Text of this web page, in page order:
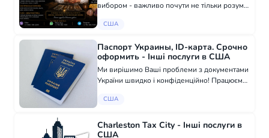
вибором - важливо почути не тільки розум,
побачити приховані причини подій,
ро...
США
Паспорт Украины, ID-карта. Срочно
оформить - Інші послуги в США
Ми вирішимо Ваші проблеми з документами
України швидко і конфіденційно! Працюємо
займаємось оформленням через державні
-...
США
Charleston Tax City - Інші послуги в
США